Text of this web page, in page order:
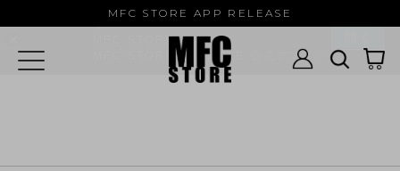
MFC STORE APP RELEASE
MFC STORE
MFC STORE/EXAMPLE 公式アプリ -
Google Play